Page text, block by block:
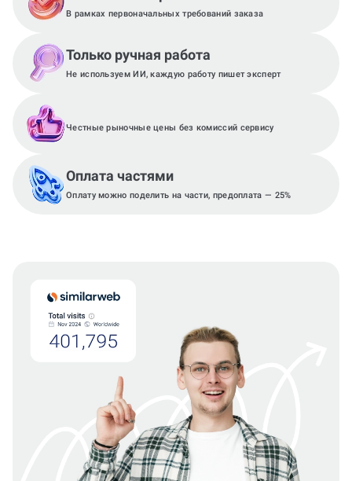
В рамках первоначальных требований заказа
Только ручная работа
Не используем ИИ, каждую работу пишет эксперт
Честные рыночные цены без комиссий сервису
Оплата частями
Оплату можно поделить на части, предоплата — 25%